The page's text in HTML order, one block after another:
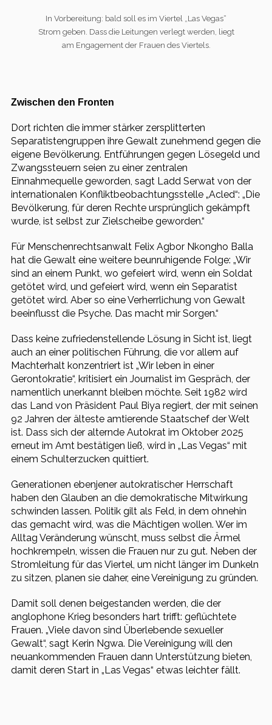
In Vorbereitung: bald soll es im Viertel „Las Vegas“
Strom geben. Dass die Leitungen verlegt werden, liegt
am Engagement der Frauen des Viertels.
Zwischen den Fronten
Dort richten die immer stärker zersplitterten
Separatistengruppen ihre Gewalt zunehmend gegen die
eigene Bevölkerung. Entführungen gegen Lösegeld und
Zwangssteuern seien zu einer zentralen
Einnahmequelle geworden, sagt Ladd Serwat von der
internationalen Konfliktbeobachtungsstelle „Acled“: „Die
Bevölkerung, für deren Rechte ursprünglich gekämpft
wurde, ist selbst zur Zielscheibe geworden.“
Für Menschenrechtsanwalt Felix Agbor Nkongho Balla
hat die Gewalt eine weitere beunruhigende Folge: „Wir
sind an einem Punkt, wo gefeiert wird, wenn ein Soldat
getötet wird, und gefeiert wird, wenn ein Separatist
getötet wird. Aber so eine Verherrlichung von Gewalt
beeinflusst die Psyche. Das macht mir Sorgen.“
Dass keine zufriedenstellende Lösung in Sicht ist, liegt
auch an einer politischen Führung, die vor allem auf
Machterhalt konzentriert ist „Wir leben in einer
Gerontokratie“, kritisiert ein Journalist im Gespräch, der
namentlich unerkannt bleiben möchte. Seit 1982 wird
das Land von Präsident Paul Biya regiert, der mit seinen
92 Jahren der älteste amtierende Staatschef der Welt
ist. Dass sich der alternde Autokrat im Oktober 2025
erneut im Amt bestätigen ließ, wird in „Las Vegas“ mit
einem Schulterzucken quittiert.
Generationen ebenjener autokratischer Herrschaft
haben den Glauben an die demokratische Mitwirkung
schwinden lassen. Politik gilt als Feld, in dem ohnehin
das gemacht wird, was die Mächtigen wollen. Wer im
Alltag Veränderung wünscht, muss selbst die Ärmel
hochkrempeln, wissen die Frauen nur zu gut. Neben der
Stromleitung für das Viertel, um nicht länger im Dunkeln
zu sitzen, planen sie daher, eine Vereinigung zu gründen.
Damit soll denen beigestanden werden, die der
anglophone Krieg besonders hart trifft: geflüchtete
Frauen. „Viele davon sind Überlebende sexueller
Gewalt“, sagt Kerin Ngwa. Die Vereinigung will den
neuankommenden Frauen dann Unterstützung bieten,
damit deren Start in „Las Vegas“ etwas leichter fällt.